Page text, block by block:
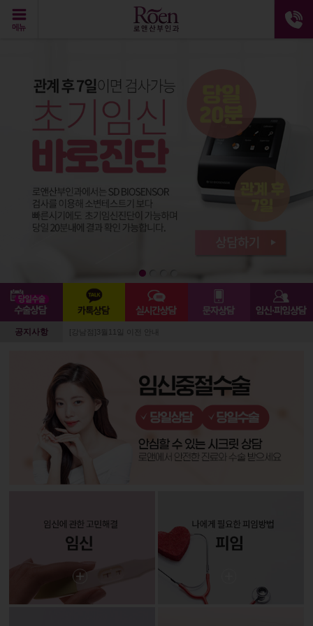
공지사항 [강남점]3월11일 이전 안내